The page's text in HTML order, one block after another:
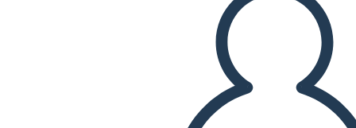
Nukopijuokite šią siužetinę lentą
SUKURTI SIUŽETINĘ LENTĄ
PALEISTI SKAIDRIŲ DEMONSTRACIJĄ